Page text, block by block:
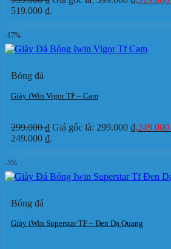
519.000 ₫.
-17%
Bóng đá
Giày iWin Vigor TF – Cam
299.000₫ Giá gốc là: 299.000 ₫.249.000
249.000 ₫.
-5%
Bóng đá
Giày iWin Superstar TF – Đen Dạ Quang